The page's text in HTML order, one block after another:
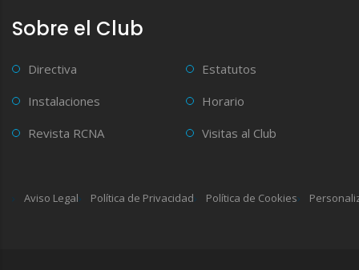
Sobre el Club
Directiva
Estatutos
Instalaciones
Horario
Revista RCNA
Visitas al Club
Aviso Legal Política de Privacidad Política de Cookies